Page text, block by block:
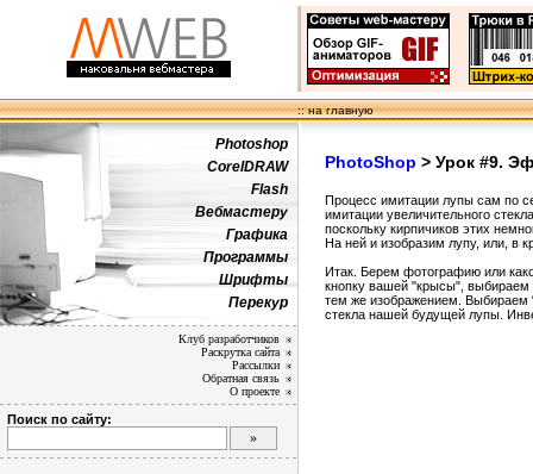
:: на главную
Photoshop
CorelDRAW
Flash
Вебмастеру
Графика
Программы
Шрифты
Перекур
Клуб разработчиков
Раскрутка сайта
Рассылки
Обратная связь
О проекте
Поиск по сайту:
PhotoShop > Урок #9.
Процесс имитации лупы сам по
имитации увеличительного
поскольку кирпичиков этих
На ней и изобразим лупу, или, в
Итак. Берем фотографию или
кнопку вашей "крысы", выбираем
тем же изображением. Выбираем
стекла нашей будущей лупы.